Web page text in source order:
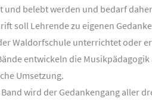
und belebt werden und bedarf
soll Lehrende zu eigenen
Waldorfschule unterrichtet oder
entwickeln die
Umsetzung.
wird der Gedankengang aller